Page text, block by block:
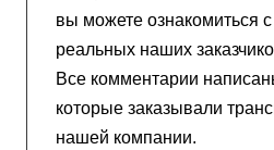
вы можете ознакомиться
реальных наших
Все комментарии
которые заказывали
нашей компании.